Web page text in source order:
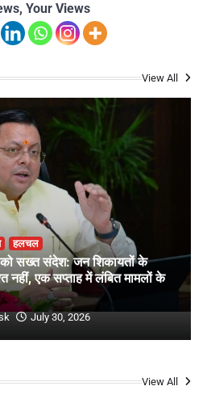
Your Views
View All
हलचल
को सख्त संदेश: जन शिकायतों के
नहीं, एक सप्ताह में लंबित मामलों के
July 30, 2026
View All